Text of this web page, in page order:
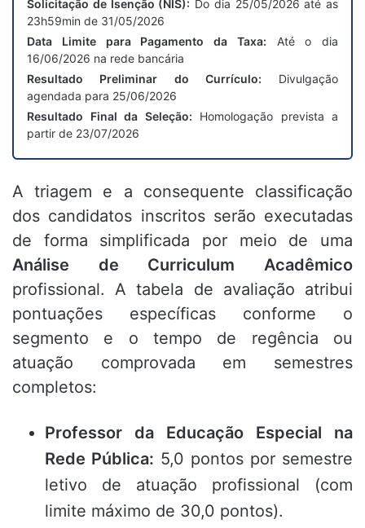
Solicitação de Isenção (NIS): Do dia 25/05/2026 até as
23h59min de 31/05/2026
Data Limite para Pagamento da Taxa: Até o dia
16/06/2026 na rede bancária
Resultado Preliminar do Currículo: Divulgação
agendada para 25/06/2026
Resultado Final da Seleção: Homologação prevista a
partir de 23/07/2026
A triagem e a consequente classificação
dos candidatos inscritos serão executadas
de forma simplificada por meio de uma
Análise de Curriculum Acadêmico
profissional. A tabela de avaliação atribui
pontuações específicas conforme o
segmento e o tempo de regência ou
atuação comprovada em semestres
completos:
Professor da Educação Especial na
Rede Pública: 5,0 pontos por semestre
letivo de atuação profissional (com
limite máximo de 30,0 pontos).